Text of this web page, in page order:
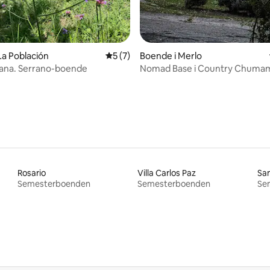
Población 5 av 5 i genomsnittligt betyg, 7
5 (7)
Serrano-boende
Boende i Merlo
Nomad Base i Country
Rosario
Semesterboenden
Villa Carlos Paz
Semesterboenden